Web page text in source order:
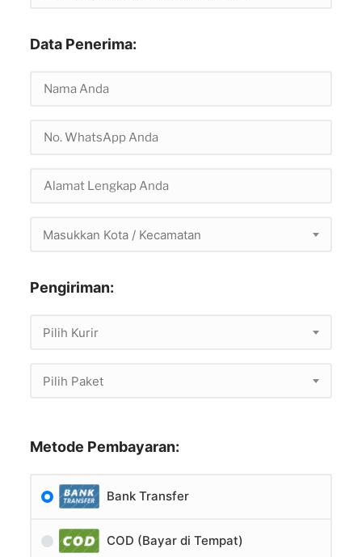
Data Penerima:
Masukkan Kota / Kecamatan
Pengiriman:
Pilih Kurir
Pilih Paket
Metode Pembayaran:
Bank Transfer
COD (Bayar di Tempat)